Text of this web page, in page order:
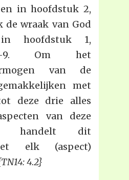
en in hoofdstuk 2,
de wraak van God
in hoofdstuk 1,
9. Om het
van de
met
deze drie alles
van deze
handelt dit
elk (aspect)
4.2}